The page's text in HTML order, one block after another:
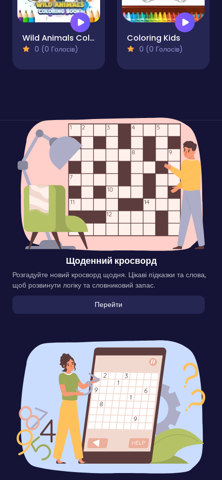
Wild Animals Coloring Book
0 (0 Голосів)
Coloring Kids
0 (0 Голосів)
Щоденний кросворд
Розгадуйте новий кросворд щодня. Цікаві підказки та слова,
щоб розвинути логіку та словниковий запас.
Перейти